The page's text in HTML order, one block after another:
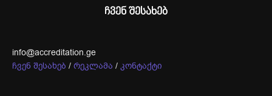
ჩვენ შესახებ
info@accreditation.ge
ჩვენ შესახებ / რეკლამა / კონტაქტი